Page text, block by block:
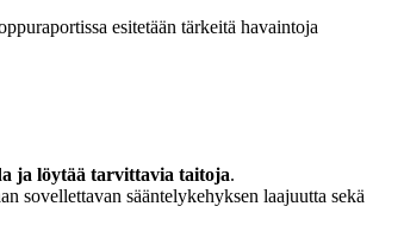
esitetään tärkeitä havaintoja
ja löytää tarvittavia taitoja.
sovellettavan sääntelykehyksen laajuutta sekä